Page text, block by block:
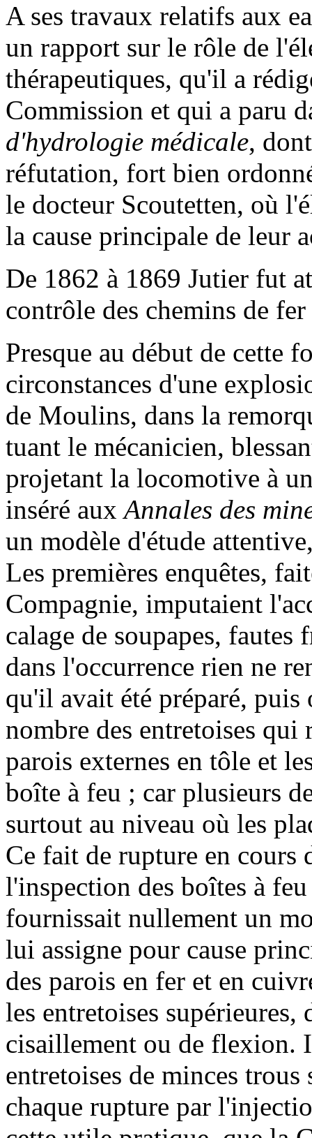
A ses travaux relatifs aux
un rapport sur le rôle de
thérapeutiques, qu'il a
Commission et qui a paru
d'hydrologie médicale,
réfutation, fort bien
le docteur Scoutetten, où
la cause principale de leur
De 1862 à 1869 Jutier fut
contrôle des chemins de
Presque au début de cette
circonstances d'une
de Moulins, dans la
tuant le mécanicien,
projetant la locomotive à
inséré auxAnnales des
un modèle d'étude
Les premières enquêtes,
Compagnie, imputaient
calage de soupapes, fautes
dans l'occurrence rien ne
qu'il avait été préparé, puis
nombre des entretoises
parois externes en tôle et
boîte à feu ; car plusieurs
surtout au niveau où les
Ce fait de rupture en cours
l'inspection des boîtes à
fournissait nullement un
lui assigne pour cause
des parois en fer et en
les entretoises supérieures,
cisaillement ou de flexion.
entretoises de minces
chaque rupture par